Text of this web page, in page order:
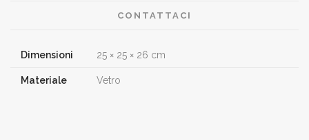
CONTATTACI
Dimensioni 25 × 25 × 26 cm
Materiale Vetro